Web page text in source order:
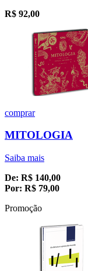
R$ 92,00
comprar
MITOLOGIA
Saiba mais
De: R$ 140,00
Por: R$ 79,00
Promoção